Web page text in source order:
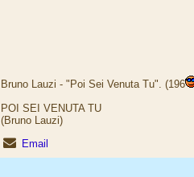
Bruno Lauzi - "Poi Sei Venuta Tu". (196
POI SEI VENUTA TU
(Bruno Lauzi)
Email